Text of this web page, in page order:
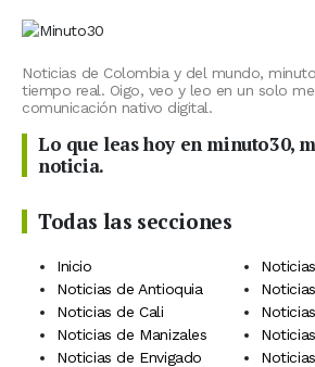
Noticias de Colombia y del mundo,
tiempo real. Oigo, veo y leo en un solo
comunicación nativo digital.
Lo que leas hoy en minuto30,
noticia.
Todas las secciones
Inicio
Noticias de Antioquia
Noticias de Cali
Noticias de Manizales
Noticias de Envigado